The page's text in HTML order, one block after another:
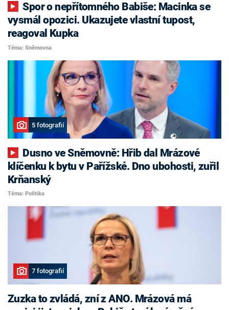
Spor o nepřítomného Babiše: Macinka se
vysmál opozici. Ukazujete vlastní tupost,
reagoval Kupka
Téma: Sněmovna
5 fotografií
klíčenku k bytu v Pařížské. Dno ubohosti, zuřil
Krňanský
Téma: Politika
7 fotografií
Zuzka to zvládá, zní z ANO. Mrázová má